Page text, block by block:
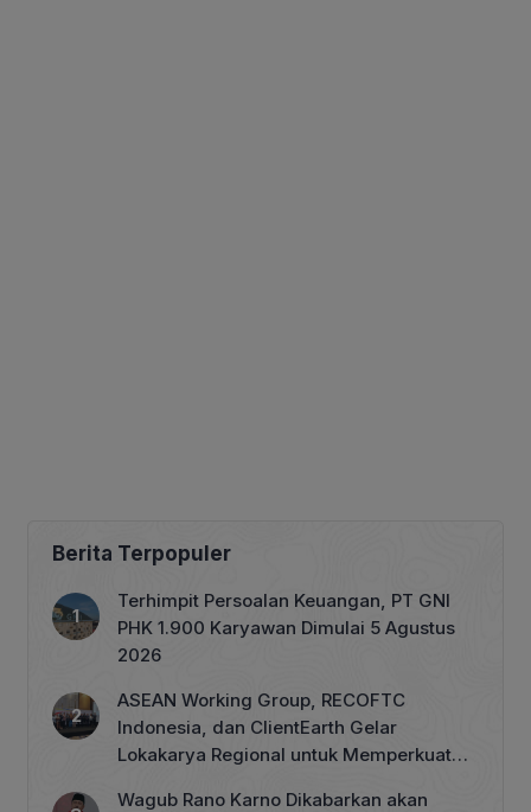
Berita Terpopuler
Terhimpit Persoalan Keuangan, PT GNI
PHK 1.900 Karyawan Dimulai 5 Agustus
2026
ASEAN Working Group, RECOFTC
Indonesia, dan ClientEarth Gelar
Lokakarya Regional untuk Memperkuat
Wagub Rano Karno Dikabarkan akan